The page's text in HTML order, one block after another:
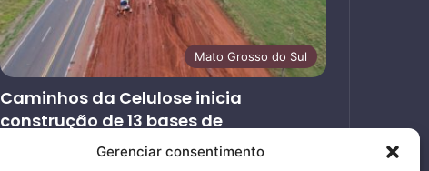
Gerenciar consentimento
Mato Grosso do Sul
Caminhos da Celulose inicia
construção de 13 bases de
atendimento ao usuário nas rodovias